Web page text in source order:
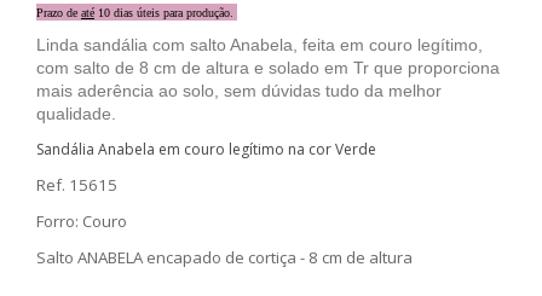
Prazo de até 10 dias úteis para produção.
Linda sandália com salto Anabela, feita em couro legítimo,
com salto de 8 cm de altura e solado em Tr que proporciona
mais aderência ao solo, sem dúvidas tudo da melhor
qualidade.
Sandália Anabela em couro legítimo na cor Verde
Ref. 15615
Forro: Couro
Salto ANABELA encapado de cortiça - 8 cm de altura